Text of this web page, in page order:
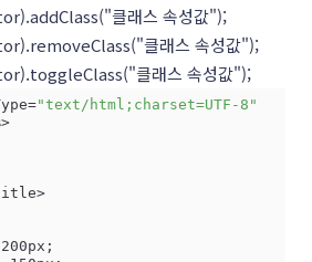
클래스 속성값");
클래스 속성값");
클래스 속성값");
"text/html;charset=UTF-8"